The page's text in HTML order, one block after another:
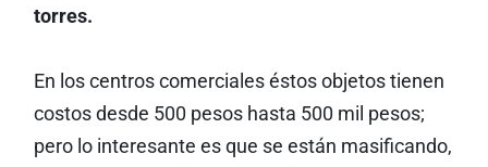
torres.
En los centros comerciales éstos objetos tienen
costos desde 500 pesos hasta 500 mil pesos;
pero lo interesante es que se están masificando,